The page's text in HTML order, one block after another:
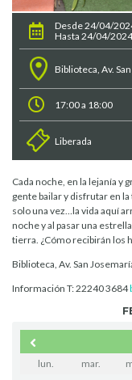
Desde 24/04/
Hasta 24/04/2024
Biblioteca, Av.
17:00 a 18:00
Liberada
Cada noche, en la lejanía y
gente bailar y disfrutar en
solo una vez…la vida aquí
noche y al pasar una
tierra. ¿Cómo recibirán los
Biblioteca, Av. San
Información T: 22240 3684
lun. mar.